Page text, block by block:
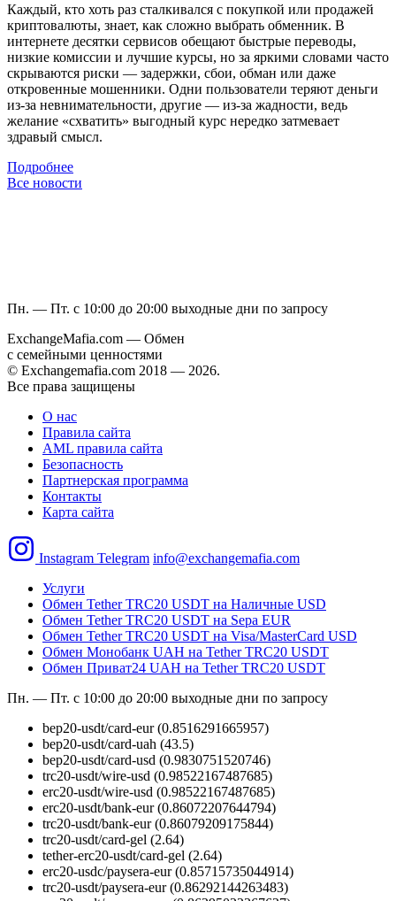
Каждый, кто хоть раз сталкивался с покупкой или продажей
криптовалюты, знает, как сложно выбрать обменник. В
интернете десятки сервисов обещают быстрые переводы,
низкие комиссии и лучшие курсы, но за яркими словами часто
скрываются риски — задержки, сбои, обман или даже
откровенные мошенники. Одни пользователи теряют деньги
из-за невнимательности, другие — из-за жадности, ведь
желание «схватить» выгодный курс нередко затмевает
здравый смысл.
Подробнее
Все новости
Пн. — Пт. с 10:00 до 20:00 выходные дни по запросу
ExchangeMafia.com — Обмен
с семейными ценностями
© Exchangemafia.com 2018 — 2026.
Все права защищены
О нас
Правила сайта
AML правила сайта
Безопасность
Партнерская программа
Контакты
Карта сайта
Instagram Telegram info@exchangemafia.com
Услуги
Обмен Tether TRC20 USDT на Наличные USD
Обмен Tether TRC20 USDT на Sepa EUR
Обмен Tether TRC20 USDT на Visa/MasterCard USD
Обмен Монобанк UAH на Tether TRC20 USDT
Обмен Приват24 UAH на Tether TRC20 USDT
Пн. — Пт. с 10:00 до 20:00 выходные дни по запросу
bep20-usdt/card-eur (0.8516291665957)
bep20-usdt/card-uah (43.5)
bep20-usdt/card-usd (0.9830751520746)
trc20-usdt/wire-usd (0.98522167487685)
erc20-usdt/wire-usd (0.98522167487685)
erc20-usdt/bank-eur (0.86072207644794)
trc20-usdt/bank-eur (0.86079209175844)
trc20-usdt/card-gel (2.64)
tether-erc20-usdt/card-gel (2.64)
erc20-usdc/paysera-eur (0.85715735044914)
trc20-usdt/paysera-eur (0.86292144263483)